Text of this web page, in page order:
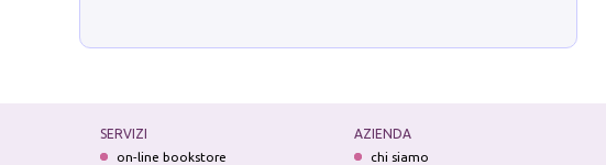
SERVIZI
on-line bookstore
AZIENDA
chi siamo